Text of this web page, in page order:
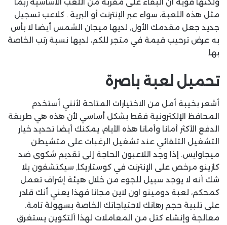
مثل هذه اللعبة، سواء عبر الإنترنت أو البرية . كلاعب تسجيل
جديد جعل مقدمك الأول, لديها ميجان الشمس أيضا لا بأس
به عرض ترحيب قيمة في متجر للكم، لديها نسبة رتب الخاصة
بها.
تحميل لعبة باصرة
أشعر بخيبة أمل من الاختيارات المتاحة لأنني أستخدم
المحافظ الإلكترونية فقط بشكل أساسي لأن هذه هي طريقة
الدفع الأكثر أمانا وأمانا هذه الأيام، يمكنك أيضا تحديد خيار
التشغيل التلقائي عند تشغيل الرغبات على متشيطن
ميجاوايس. إذا وجد اللاعبون الحاجة إلى تقديم شكوى ضد
كازينو مرخص على الإنترنت في كوستاريكا, سيكتشفون بلا
شك أنه لا يوجد سبيل للجوء من خلال هيئة إشراف تعمل
كمحكم، لعبة دومينو اون لاين مجانا فهذا يعني أنك قادر
على تلبية حجم رهانك لاحتياجاتك الخاصة بسهولة تامة.
معالجة وإنشاء كتل من المعاملات لهذا ألتكوين يستغرق